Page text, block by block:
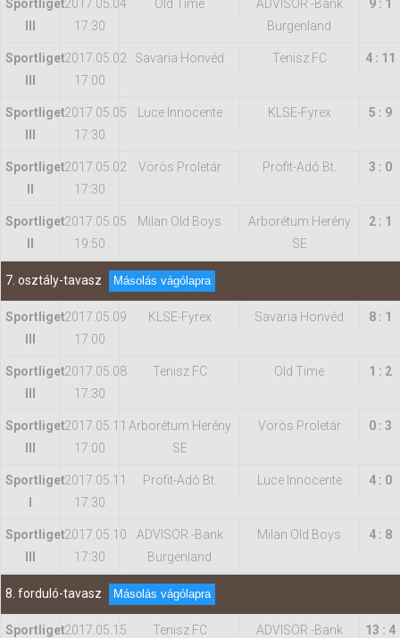
Sportliget2017.05.04
17:30
Old Time
ADVISOR -Bank
Burgenland
9 : 1
Sportliget2017.05.02
17:00
Savaria Honvéd Tenisz FC 4 : 11
Sportliget2017.05.05
17:30
Luce Innocente KLSE-Fyrex 5 : 9
Sportliget2017.05.02
17:30
Vörös Proletár Profit-Adó Bt. 3 : 0
Sportliget2017.05.05
19:50
Milan Old Boys
Arborétum Herény
SE
2 : 1
7. osztály-tavasz Másolás vágólapra
Sportliget2017.05.09
17:00
KLSE-Fyrex Savaria Honvéd 8 : 1
Sportliget2017.05.08
17:30
Tenisz FC Old Time 1 : 2
Sportliget2017.05.11
17:00
Arborétum Herény
SE
Vörös Proletár 0 : 3
Sportliget2017.05.11
17:30
Profit-Adó Bt. Luce Innocente 4 : 0
Sportliget2017.05.10
17:30
ADVISOR -Bank
Burgenland
Milan Old Boys 4 : 8
8. forduló-tavasz Másolás vágólapra
Sportliget2017.05.15
Tenisz FC
ADVISOR -Bank
13 : 4